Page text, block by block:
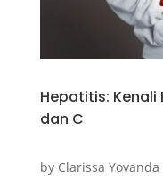
Hepatitis: Kenali
dan C
by Clarissa Yovanda